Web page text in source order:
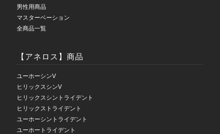
男性用商品
マスターベーション
全商品一覧
【アネロス】商品
ユーホーシンV
ヒリックスシンV
ヒリックスシントライデント
ヒリックストライデント
ユーホーシントライデント
ユーホートライデント